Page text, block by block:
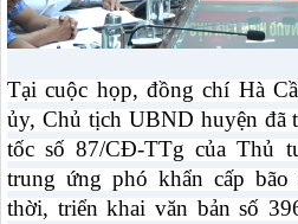
Tại cuộc họp, đồng chí Hà
ủy, Chủ tịch UBND huyện đã
tốc số 87/CĐ-TTg của Thủ
trung ứng phó khẩn cấp
thời, triển khai văn bản số